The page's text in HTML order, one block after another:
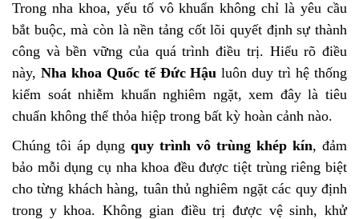
Trong nha khoa, yếu tố vô khuẩn không chỉ là yêu cầu
bắt buộc, mà còn là nền tảng cốt lõi quyết định sự thành
công và bền vững của quá trình điều trị. Hiểu rõ điều
này, Nha khoa Quốc tế Đức Hậu luôn duy trì hệ thống
kiểm soát nhiễm khuẩn nghiêm ngặt, xem đây là tiêu
chuẩn không thể thỏa hiệp trong bất kỳ hoàn cảnh nào.
Chúng tôi áp dụng quy trình vô trùng khép kín, đảm
bảo mỗi dụng cụ nha khoa đều được tiệt trùng riêng biệt
cho từng khách hàng, tuân thủ nghiêm ngặt các quy định
trong y khoa. Không gian điều trị được vệ sinh, khử